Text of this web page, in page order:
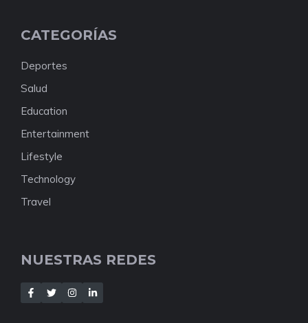
CATEGORÍAS
Deportes
Salud
Education
Entertainment
Lifestyle
Technology
Travel
NUESTRAS REDES